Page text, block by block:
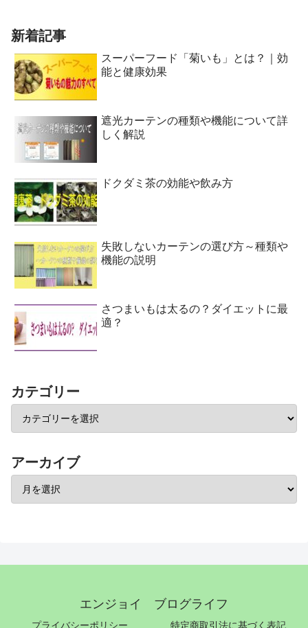
新着記事
スーパーフード「菊いも」とは？｜効
能と健康効果
遮光カーテンの種類や機能について詳
しく解説
ドクダミ茶の効能や飲み方
失敗しないカーテンの選び方～種類や
機能の説明
さつまいもは太るの？ダイエットに最
適？
カテゴリー
アーカイブ
エンジョイ ブログライフ
プライバシーポリシー 特定商取引法に基づく表記